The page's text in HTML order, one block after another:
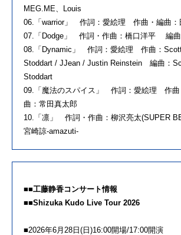
MEG.ME、Louis
06.「warrior」 作詞：愛絵理 作曲・編曲：
07.「Dodge」 作詞・作曲：橋口洋平 編曲
08.「Dynamic」 作詞：愛絵理 作曲：Scott
Stoddart / JJean / Justin Reinstein 編曲：
Stoddart
09.「魔法のスパイス」 作詞：愛絵理 作
曲：常田真太郎
10.「凛」 作詞・作曲：柳沢亮太(SUPER
宮崎諒-amazuti-
■■工藤静香コンサート情報
■■Shizuka Kudo Live Tour 2026
■2026年6月28日(日)16:00開場/17:00開演